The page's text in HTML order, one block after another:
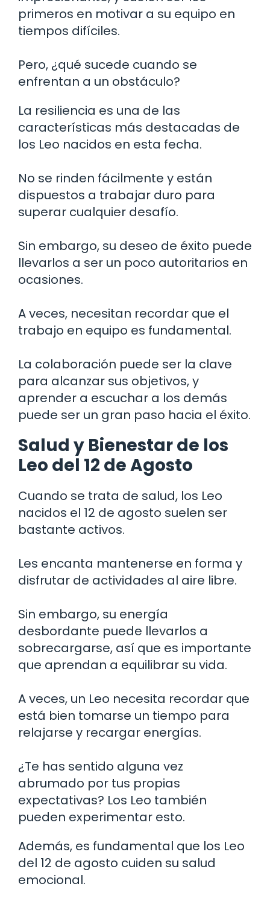
primeros en motivar a su equipo en
tiempos difíciles.
Pero, ¿qué sucede cuando se
enfrentan a un obstáculo?
La resiliencia es una de las
características más destacadas de
los Leo nacidos en esta fecha.
No se rinden fácilmente y están
dispuestos a trabajar duro para
superar cualquier desafío.
Sin embargo, su deseo de éxito puede
llevarlos a ser un poco autoritarios en
ocasiones.
A veces, necesitan recordar que el
trabajo en equipo es fundamental.
La colaboración puede ser la clave
para alcanzar sus objetivos, y
aprender a escuchar a los demás
puede ser un gran paso hacia el éxito.
Salud y Bienestar de los
Leo del 12 de Agosto
Cuando se trata de salud, los Leo
nacidos el 12 de agosto suelen ser
bastante activos.
Les encanta mantenerse en forma y
disfrutar de actividades al aire libre.
Sin embargo, su energía
desbordante puede llevarlos a
sobrecargarse, así que es importante
que aprendan a equilibrar su vida.
A veces, un Leo necesita recordar que
está bien tomarse un tiempo para
relajarse y recargar energías.
¿Te has sentido alguna vez
abrumado por tus propias
expectativas? Los Leo también
pueden experimentar esto.
Además, es fundamental que los Leo
del 12 de agosto cuiden su salud
emocional.